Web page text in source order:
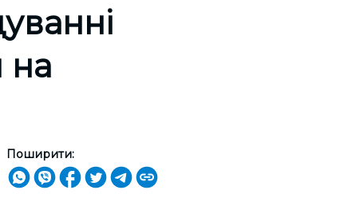
на
Поширити: